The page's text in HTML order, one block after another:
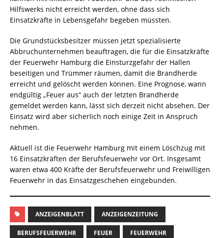
Hilfswerks nicht erreicht werden, ohne dass sich
Einsatzkräfte in Lebensgefahr begeben müssten.
Die Grundstücksbesitzer müssen jetzt spezialisierte
Abbruchunternehmen beauftragen, die für die Einsatzkräfte
der Feuerwehr Hamburg die Einsturzgefahr der Hallen
beseitigen und Trümmer räumen, damit die Brandherde
erreicht und gelöscht werden können. Eine Prognose, wann
endgültig „Feuer aus“ auch der letzten Brandherde
gemeldet werden kann, lässt sich derzeit nicht absehen. Der
Einsatz wird aber sicherlich noch einige Zeit in Anspruch
nehmen.
Aktuell ist die Feuerwehr Hamburg mit einem Löschzug mit
16 Einsatzkräften der Berufsfeuerwehr vor Ort. Insgesamt
waren etwa 400 Kräfte der Berufsfeuerwehr und Freiwilligen
Feuerwehr in das Einsatzgeschehen eingebunden.
ANZEIGENBLATT ANZEIGENZEITUNG
BERUFSFEUERWEHR FEUER FEUERWEHR